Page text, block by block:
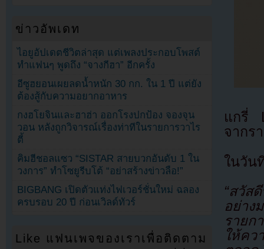
แกรี่
จากร
ในวัน
“สวัส
อย่าง
ราย
ให้ค
ข่าวอัพเดท
ไอยูอัปเดตชีวิตล่าสุด แต่เพลงประกอบโพสต์
ทำแฟนๆ พูดถึง “จางกีฮา” อีกครั้ง
อีซูฮยอนเผยลดน้ำหนัก 30 กก. ใน 1 ปี แต่ยัง
ต้องสู้กับความอยากอาหาร
กงฮโยจินและฮาฮ่า ออกโรงปกป้อง จองจุน
วอน หลังถูกวิจารณ์เรื่องท่าทีในรายการวาไร
ตี้
คิมฮีชอลแซว “SISTAR สายบวกอันดับ 1 ใน
วงการ” ทำโซยูรีบโต้ “อย่าสร้างข่าวลือ!”
BIGBANG เปิดตัวแท่งไฟเวอร์ชั่นใหม่ ฉลอง
ครบรอบ 20 ปี ก่อนเวิลด์ทัวร์
Like แฟนเพจของเราเพื่อติดตาม